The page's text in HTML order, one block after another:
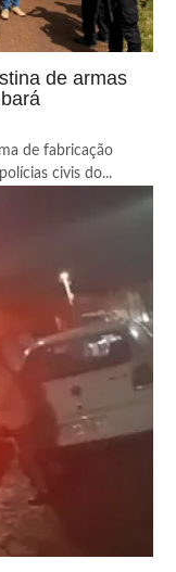
de armas
de fabricação
civis do...